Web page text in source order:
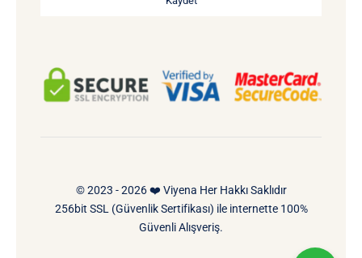
© 2023 - 2026 ❤️ Viyena Her Hakkı Saklıdır
256bit SSL (Güvenlik Sertifikası) ile internette 100%
Güvenli Alışveriş.